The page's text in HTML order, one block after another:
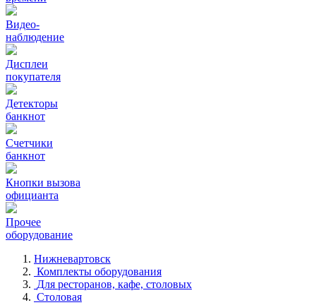
Видео‑
наблюдение
Дисплеи
покупателя
Детекторы
банкнот
Счетчики
банкнот
Кнопки вызова
официанта
Прочее
оборудование
Нижневартовск
Комплекты оборудования
Для ресторанов, кафе, столовых
Столовая